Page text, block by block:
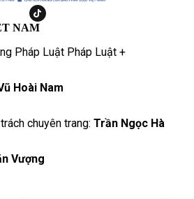
NAM
Pháp Luật Pháp Luật +
Hoài Nam
chuyên trang: Trần Ngọc Hà
Vượng